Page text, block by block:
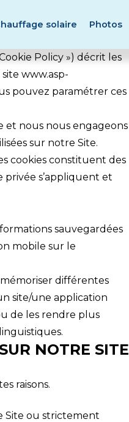
solaire Photos
Policy ») décrit les
www.asp-
pouvez paramétrer ces
nous nous engageons
sur notre Site.
cookies constituent des
privée s’appliquent et
sauvegardées
mobile sur le
différentes
site/une application
de les rendre plus
NOTRE SITE
raisons.
Site ou strictement